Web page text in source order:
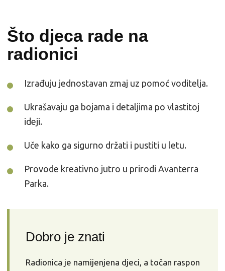
Što djeca rade na
radionici
Izrađuju jednostavan zmaj uz pomoć voditelja.
Ukrašavaju ga bojama i detaljima po vlastitoj
ideji.
Uče kako ga sigurno držati i pustiti u letu.
Provode kreativno jutro u prirodi Avanterra
Parka.
Dobro je znati
Radionica je namijenjena djeci, a točan raspon